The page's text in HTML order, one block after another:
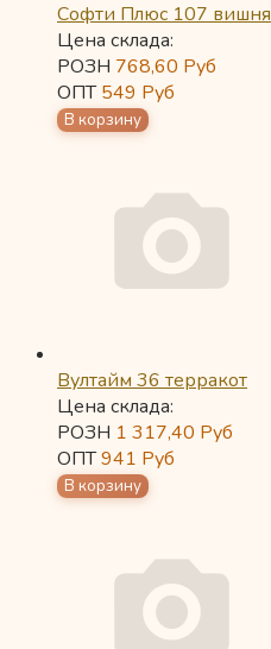
Софти Плюс 107 вишня
Цена склада:
РОЗН 768,60 Руб
ОПТ549 Руб
Вултайм 36 терракот
Цена склада:
РОЗН 1 317,40 Руб
ОПТ941 Руб